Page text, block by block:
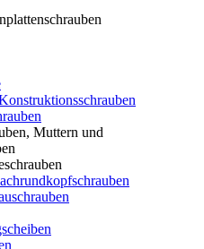
Muttern und